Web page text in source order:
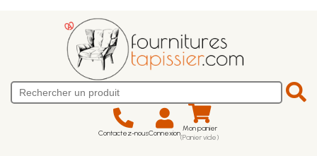
Contactez-nousConnexion Mon panier
(Panier vide)